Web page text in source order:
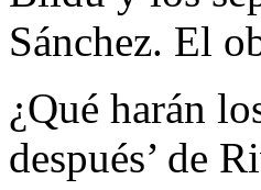
Sánchez. El
¿Qué harán
después’ de